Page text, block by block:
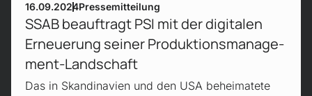
16.09.2024Pressemitteilung
SSAB beauftragt PSI mit der digitalen
Erneuerung seiner Produktions­manage­
ment-Land­schaft
Das in Skandinavien und den USA beheimatete